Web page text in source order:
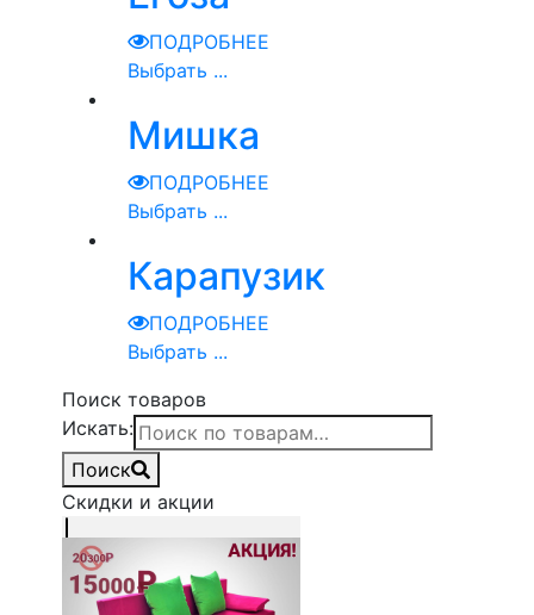
ПОДРОБНЕЕ
Выбрать ...
Мишка
ПОДРОБНЕЕ
Выбрать ...
Карапузик
ПОДРОБНЕЕ
Выбрать ...
Поиск товаров
Искать:
Поиск
Скидки и акции